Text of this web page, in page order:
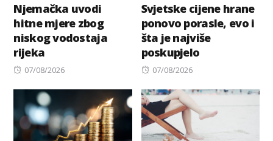
Njemačka uvodi
hitne mjere zbog
niskog vodostaja
rijeka
Posted
07/08/2026
Svjetske cijene hrane
ponovo porasle, evo i
šta je najviše
poskupjelo
Posted
07/08/2026